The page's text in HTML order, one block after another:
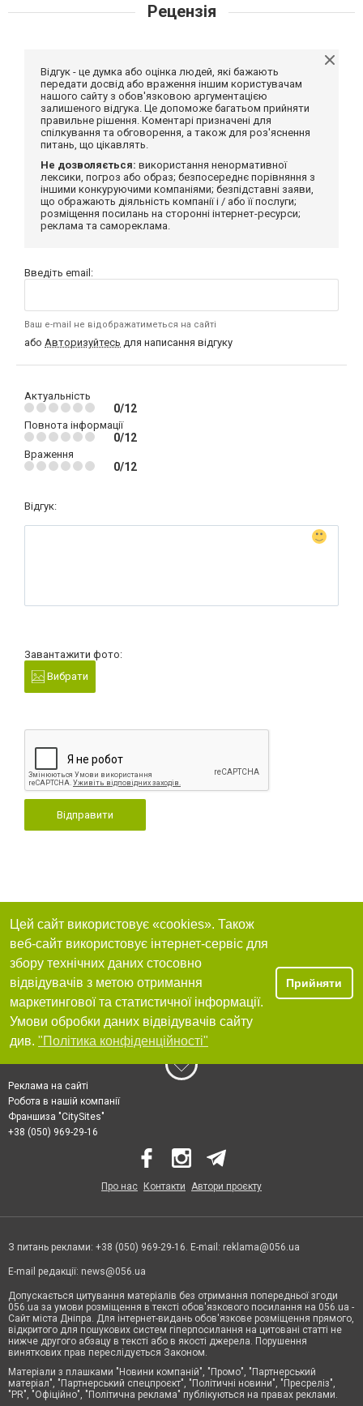
Рецензія
Відгук - це думка або оцінка людей, які бажають
передати досвід або враження іншим користувачам
нашого сайту з обов'язковою аргументацією
залишеного відгука. Це допоможе багатьом прийняти
правильне рішення. Коментарі призначені для
спілкування та обговорення, а також для роз'яснення
питань, що цікавлять.
Не дозволяється: використання ненормативної
лексики, погроз або образ; безпосереднє порівняння з
іншими конкуруючими компаніями; безпідставні заяви,
що ображають діяльність компанії і / або її послуги;
розміщення посилань на сторонні інтернет-ресурси;
реклама та самореклама.
Введіть email:
Ваш e-mail не відображатиметься на сайті
або Авторизуйтесь для написання відгуку
Актуальність
0/12
Повнота інформації
0/12
Враження
0/12
Відгук:
Завантажити фото:
Вибрати
Відправити
Цей сайт використовує «cookies». Також
веб-сайт використовує інтернет-сервіс для
збору технічних даних стосовно
відвідувачів з метою отримання
маркетингової та статистичної інформації.
Умови обробки даних відвідувачів сайту
див. "Політика конфіденційності"
Прийняти
Реклама на сайті
Робота в нашій компанії
Франшиза "CitySites"
+38 (050) 969-29-16
Про нас Контакти Автори проєкту
З питань реклами: +38 (050) 969-29-16. E-mail: reklama@056.ua
E-mail редакції: news@056.ua
Допускається цитування матеріалів без отримання попередньої згоди
056.ua за умови розміщення в тексті обов'язкового посилання на 056.ua -
Сайт міста Дніпра. Для інтернет-видань обов'язкове розміщення прямого,
відкритого для пошукових систем гіперпосилання на цитовані статті не
нижче другого абзацу в тексті або в якості джерела. Порушення
виняткових прав переслідується Законом.
Матеріали з плашками "Новини компаній", "Промо", "Партнерський
матеріал", "Партнерський спецпроєкт", "Політичні новини", "Пресреліз",
"PR", "Офіційно", "Політична реклама" публікуються на правах реклами.